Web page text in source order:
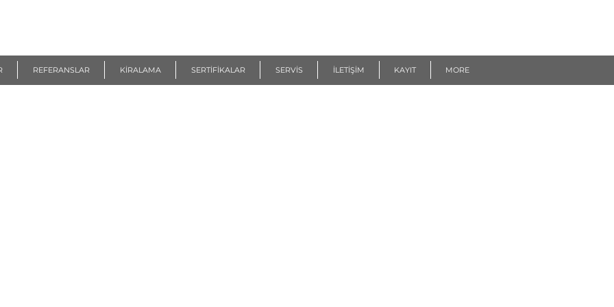
REFERANSLAR KİRALAMA SERTİFİKALAR SERVİS İLETİŞİM KAYIT MORE